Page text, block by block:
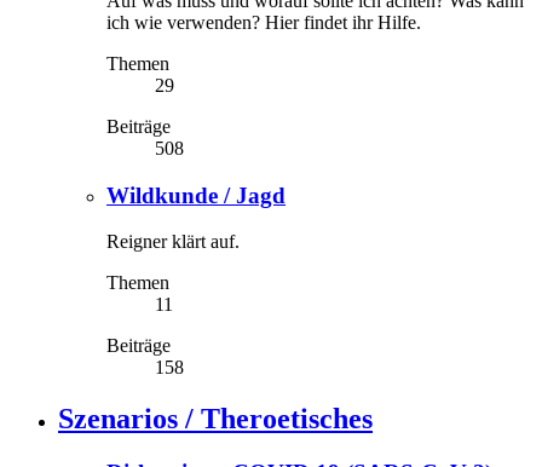
ich wie verwenden? Hier findet ihr Hilfe.
Themen
29
Beiträge
508
Wildkunde / Jagd
Reigner klärt auf.
Themen
11
Beiträge
158
Szenarios / Theroetisches